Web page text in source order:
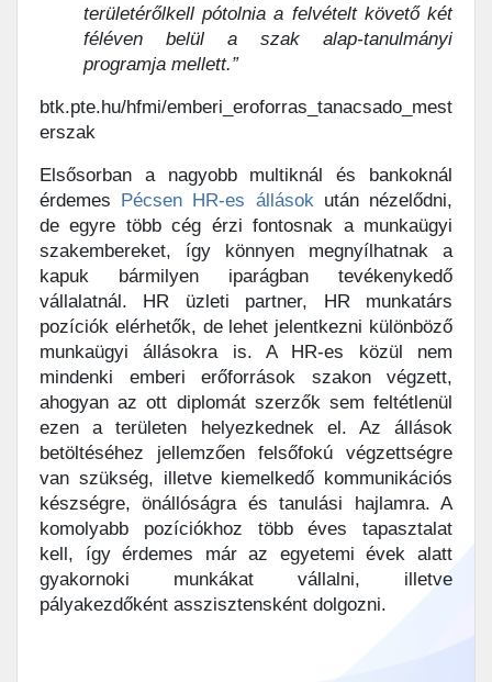
területérőlkell pótolnia a felvételt követő két
féléven belül a szak alap-tanulmányi
programja mellett.”
btk.pte.hu/hfmi/emberi_eroforras_tanacsado_mest
erszak
Elsősorban a nagyobb multiknál és bankoknál
érdemes Pécsen HR-es állások után nézelődni,
de egyre több cég érzi fontosnak a munkaügyi
szakembereket, így könnyen megnyílhatnak a
kapuk bármilyen iparágban tevékenykedő
vállalatnál. HR üzleti partner, HR munkatárs
pozíciók elérhetők, de lehet jelentkezni különböző
munkaügyi állásokra is. A HR-es közül nem
mindenki emberi erőforrások szakon végzett,
ahogyan az ott diplomát szerzők sem feltétlenül
ezen a területen helyezkednek el. Az állások
betöltéséhez jellemzően felsőfokú végzettségre
van szükség, illetve kiemelkedő kommunikációs
készségre, önállóságra és tanulási hajlamra. A
komolyabb pozíciókhoz több éves tapasztalat
kell, így érdemes már az egyetemi évek alatt
gyakornoki munkákat vállalni, illetve
pályakezdőként asszisztensként dolgozni.